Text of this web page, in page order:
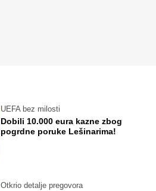
UEFA bez milosti
Dobili 10.000 eura kazne zbog
pogrdne poruke Lešinarima!
Otkrio detalje pregovora